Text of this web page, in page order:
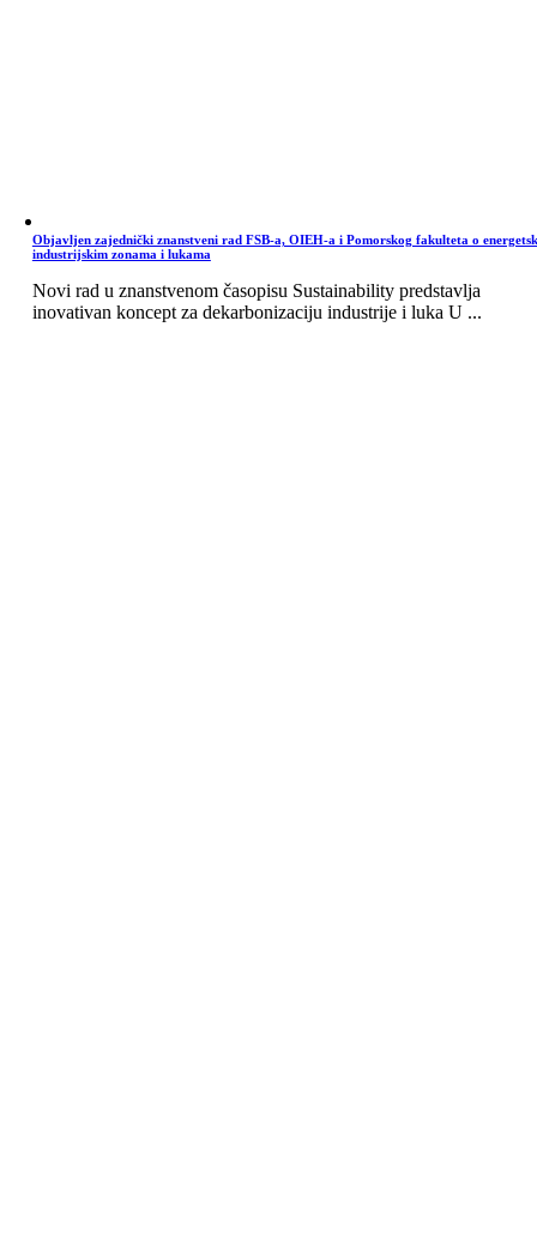
Objavljen zajednički znanstveni rad FSB-a, OIEH-a i Pomorskog fakulteta o
industrijskim zonama i lukama
Novi rad u znanstvenom časopisu Sustainability predstavlja
inovativan koncept za dekarbonizaciju industrije i luka U ...